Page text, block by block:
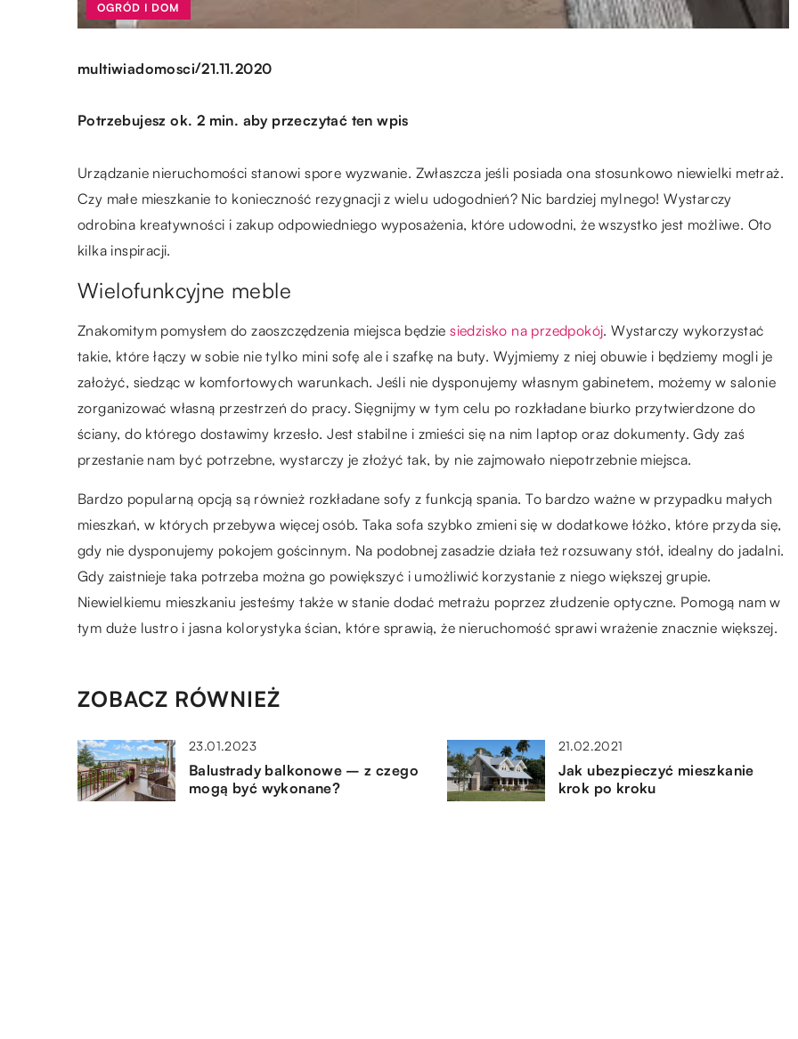
OGRÓD I DOM
multiwiadomosci/21.11.2020
Potrzebujesz ok. 2 min. aby przeczytać ten wpis
Urządzanie nieruchomości stanowi spore wyzwanie. Zwłaszcza jeśli posiada ona stosunkowo niewielki metraż.
Czy małe mieszkanie to konieczność rezygnacji z wielu udogodnień? Nic bardziej mylnego! Wystarczy
odrobina kreatywności i zakup odpowiedniego wyposażenia, które udowodni, że wszystko jest możliwe. Oto
kilka inspiracji.
Wielofunkcyjne meble
Znakomitym pomysłem do zaoszczędzenia miejsca będziesiedzisko na przedpokój. Wystarczy wykorzystać
takie, które łączy w sobie nie tylko mini sofę ale i szafkę na buty. Wyjmiemy z niej obuwie i będziemy mogli je
założyć, siedząc w komfortowych warunkach. Jeśli nie dysponujemy własnym gabinetem, możemy w salonie
zorganizować własną przestrzeń do pracy. Sięgnijmy w tym celu po rozkładane biurko przytwierdzone do
ściany, do którego dostawimy krzesło. Jest stabilne i zmieści się na nim laptop oraz dokumenty. Gdy zaś
przestanie nam być potrzebne, wystarczy je złożyć tak, by nie zajmowało niepotrzebnie miejsca.
Bardzo popularną opcją są również rozkładane sofy z funkcją spania. To bardzo ważne w przypadku małych
mieszkań, w których przebywa więcej osób. Taka sofa szybko zmieni się w dodatkowe łóżko, które przyda się,
gdy nie dysponujemy pokojem gościnnym. Na podobnej zasadzie działa też rozsuwany stół, idealny do jadalni.
Gdy zaistnieje taka potrzeba można go powiększyć i umożliwić korzystanie z niego większej grupie.
Niewielkiemu mieszkaniu jesteśmy także w stanie dodać metrażu poprzez złudzenie optyczne. Pomogą nam w
tym duże lustro i jasna kolorystyka ścian, które sprawią, że nieruchomość sprawi wrażenie znacznie większej.
ZOBACZ RÓWNIEŻ
23.01.2023
Balustrady balkonowe – z czego
mogą być wykonane?
21.02.2021
Jak ubezpieczyć mieszkanie
krok po kroku